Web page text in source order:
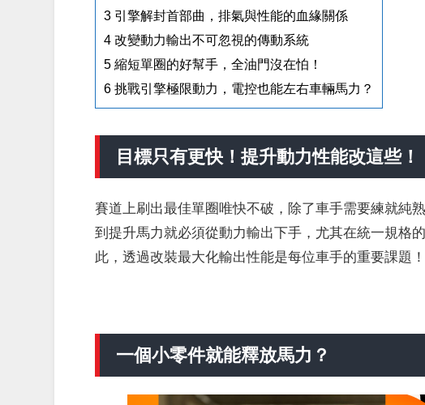
3 引擎解封首部曲，排氣與性能的血緣關係
4 改變動力輸出不可忽視的傳動系統
5 縮短單圈的好幫手，全油門沒在怕！
6 挑戰引擎極限動力，電控也能左右車輛馬力？
目標只有更快！提升動力性能改這些！
賽道上刷出最佳單圈唯快不破，除了車手需要練就純
到提升馬力就必須從動力輸出下手，尤其在統一規格
此，透過改裝最大化輸出性能是每位車手的重要課題！
一個小零件就能釋放馬力？